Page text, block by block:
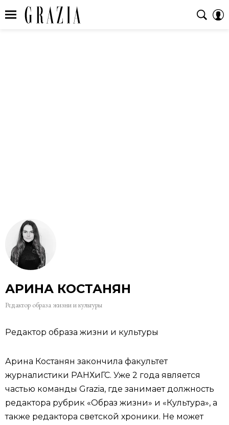
АРИНА КОСТАНЯН
Редактор образа жизни и культуры
Редактор образа жизни и культуры
Арина Костанян закончила факультет
журналистики РАНХиГС. Уже 2 года является
частью команды Grazia, где занимает должность
редактора рубрик «Образ жизни» и «Культура», а
также редактора светской хроники. Не может